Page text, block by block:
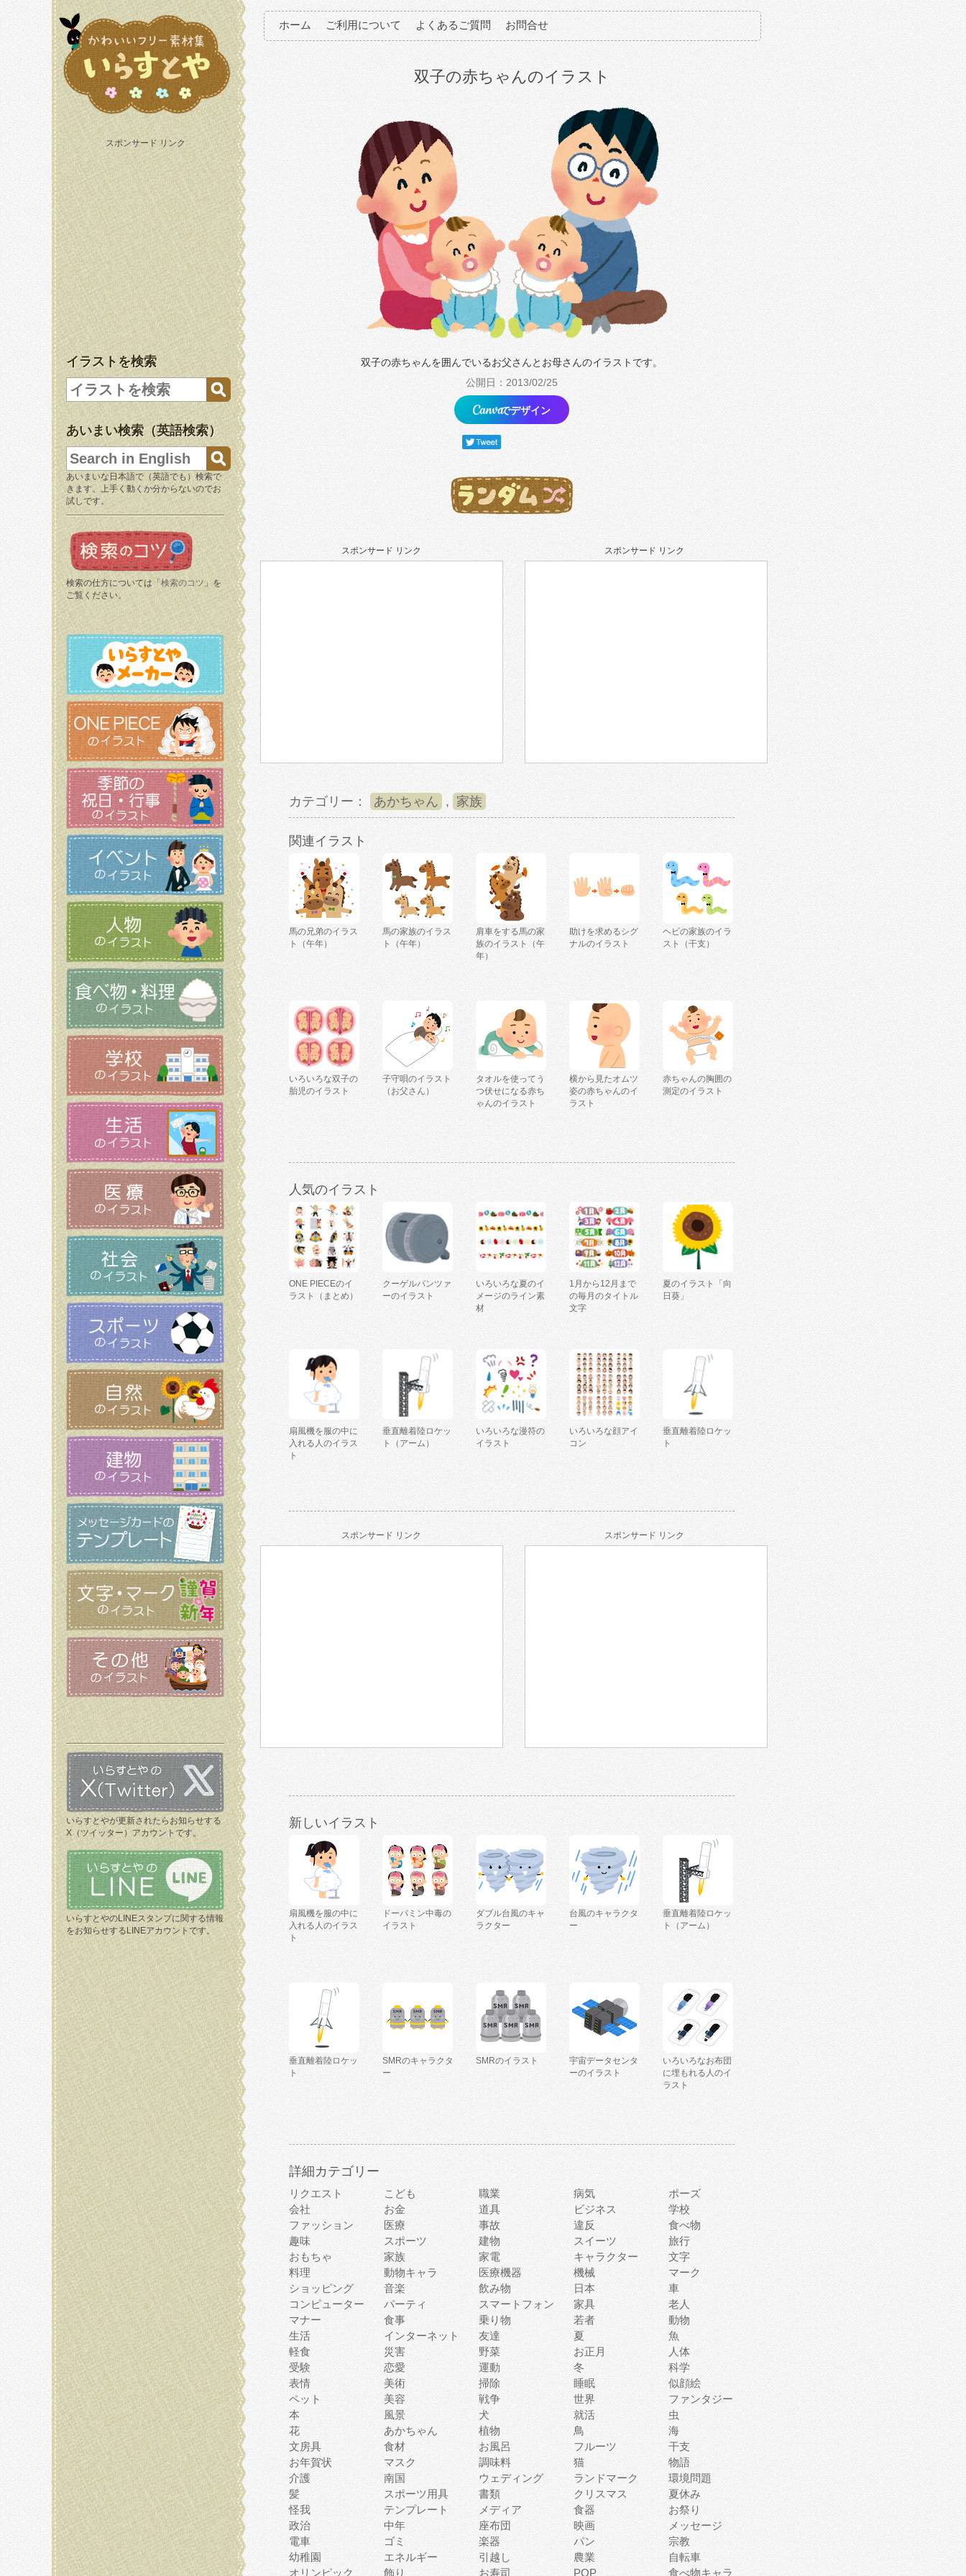
スポンサード リンク
イラストを検索
あいまい検索（英語検索）
あいまいな日本語で（英語でも）検索で
きます。上手く動くか分からないのでお
試しです。
検索の仕方については「 検索のコツ 」を
ご覧ください。
いらすとやが更新されたらお知らせする
X（ツイッター）アカウントです。
いらすとやのLINEスタンプに関する情報
をお知らせするLINEアカウントです。
ホーム ご利用について よくあるご質問 お問合せ
双子の赤ちゃんのイラスト
双子の赤ちゃんを囲んでいるお父さんとお母さんのイラストです。
公開日：2013/02/25
でデザイン
スポンサード リンク スポンサード リンク
カテゴリー： あかちゃん , 家族
関連イラスト
馬の兄弟のイラス
ト（午年）
馬の家族のイラス
ト（午年）
肩車をする馬の家
族のイラスト（午
年）
助けを求めるシグ
ナルのイラスト
ヘビの家族のイラ
スト（干支）
いろいろな双子の
胎児のイラスト
子守唄のイラスト
（お父さん）
タオルを使ってう
つ伏せになる赤ち
ゃんのイラスト
横から見たオムツ
姿の赤ちゃんのイ
ラスト
赤ちゃんの胸囲の
測定のイラスト
人気のイラスト
ONE PIECEのイ
ラスト（まとめ）
クーゲルパンツァ
ーのイラスト
いろいろな夏のイ
メージのライン素
材
1月から12月まで
の毎月のタイトル
文字
夏のイラスト「向
日葵」
扇風機を服の中に
入れる人のイラス
ト
垂直離着陸ロケッ
ト（アーム）
いろいろな漫符の
イラスト
いろいろな顔アイ
コン
垂直離着陸ロケッ
ト
スポンサード リンク スポンサード リンク
新しいイラスト
扇風機を服の中に
入れる人のイラス
ト
ドーパミン中毒の
イラスト
ダブル台風のキャ
ラクター
台風のキャラクタ
ー
垂直離着陸ロケッ
ト（アーム）
垂直離着陸ロケッ
ト
SMRのキャラクタ
ー
SMRのイラスト
宇宙データセンタ
ーのイラスト
いろいろなお布団
に埋もれる人のイ
ラスト
詳細カテゴリー
リクエスト こども 職業 病気
ポーズ
会社
お金 道具 ビジネス
学校
ファッション
医療 事故 違反
食べ物
趣味
スポーツ 建物 スイーツ
旅行
おもちゃ
家族 家電 キャラクター
文字
料理
動物キャラ 医療機器 機械
マーク
ショッピング
音楽 飲み物 日本
車
コンピューター
パーティ スマートフォン 家具
老人
マナー
食事 乗り物 若者
動物
生活
インターネット 友達 夏
魚
軽食
災害 野菜 お正月
人体
受験
恋愛 運動 冬
科学
表情
美術 掃除 睡眠
似顔絵
ペット
美容 戦争 世界
ファンタジー
本
風景 犬 就活
虫
花
あかちゃん 植物 鳥
海
文房具
食材 お風呂 フルーツ
干支
お年賀状
マスク 調味料 猫
物語
介護
南国 ウェディング ランドマーク
環境問題
髪
スポーツ用具 書類 クリスマス
夏休み
怪我
テンプレート メディア 食器
お祭り
政治
中年 座布団 映画
メッセージ
電車
ゴミ 楽器 パン
宗教
幼稚園
エネルギー 引越し 農業
自転車
オリンピック
飾り お寿司 POP 食べ物キャラ